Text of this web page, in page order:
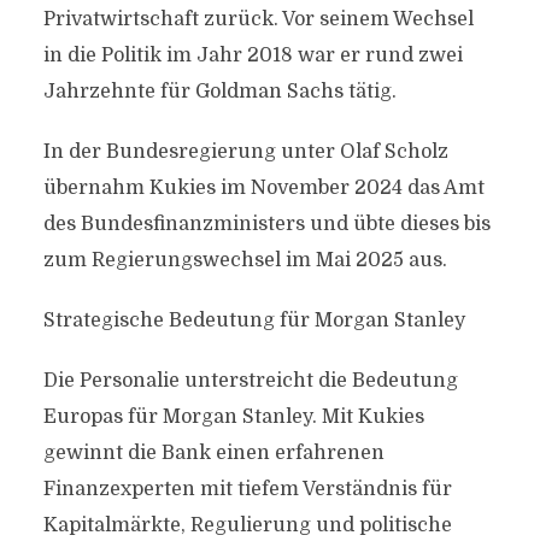
Privatwirtschaft zurück. Vor seinem Wechsel
in die Politik im Jahr 2018 war er rund zwei
Jahrzehnte für Goldman Sachs tätig.
In der Bundesregierung unter Olaf Scholz
übernahm Kukies im November 2024 das Amt
des Bundesfinanzministers und übte dieses bis
zum Regierungswechsel im Mai 2025 aus.
Strategische Bedeutung für Morgan Stanley
Die Personalie unterstreicht die Bedeutung
Europas für Morgan Stanley. Mit Kukies
gewinnt die Bank einen erfahrenen
Finanzexperten mit tiefem Verständnis für
Kapitalmärkte, Regulierung und politische